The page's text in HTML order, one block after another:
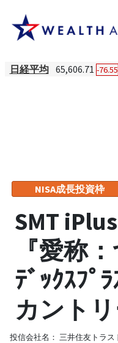
日経平均 65,606.71 -76.55
NISA成長投資枠
SMT
『愛称
ﾃﾞｯｸｽﾌﾟ
カントリ
投信会社名： 三井住友トラス